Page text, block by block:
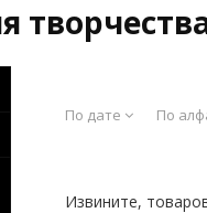
По дате По
Извините,